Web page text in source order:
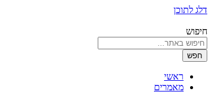
דלג לתוכן
חיפוש
חפש
ראשי
מאמרים